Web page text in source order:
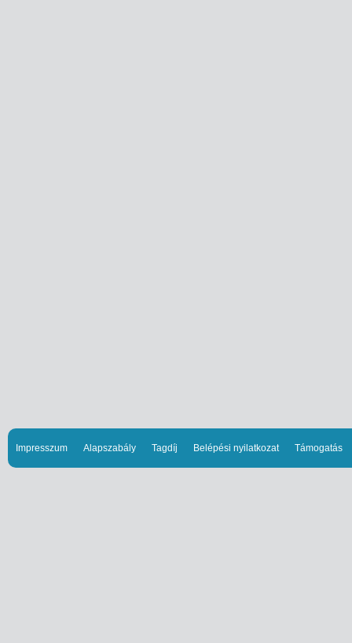
Impresszum Alapszabály Tagdíj Belépési nyilatkozat Támogatás